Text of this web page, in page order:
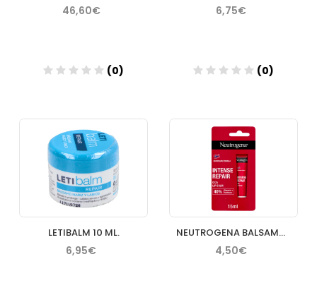
46,60€
(0)
Añadir
6,75€
(0)
Añadir
LETIBALM 10 ML.
6,95€
NEUTROGENA BALSAMO LABIOS Y NARIZ TARRO 15 ML
4,50€